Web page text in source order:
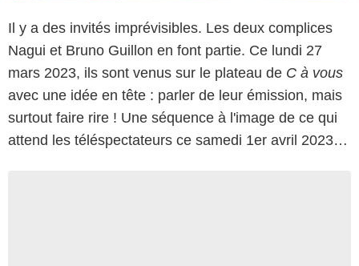
Il y a des invités imprévisibles. Les deux complices
Nagui et Bruno Guillon en font partie. Ce lundi 27
mars 2023, ils sont venus sur le plateau de C à vous
avec une idée en tête : parler de leur émission, mais
surtout faire rire ! Une séquence à l'image de ce qui
attend les téléspectateurs ce samedi 1er avril 2023…